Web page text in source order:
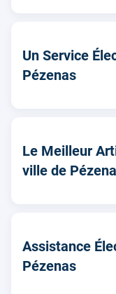
Un Service
Pézenas
Le Meilleur
ville de
Assistance
Pézenas